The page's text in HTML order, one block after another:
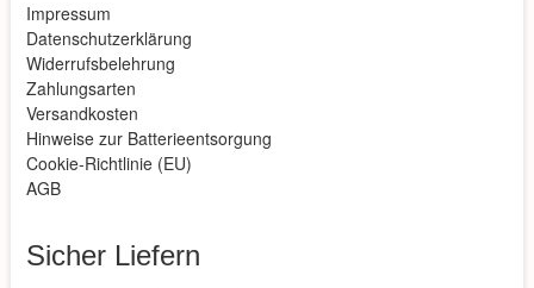
Impressum
Datenschutzerklärung
Widerrufsbelehrung
Zahlungsarten
Versandkosten
Hinweise zur Batterieentsorgung
Cookie-Richtlinie (EU)
AGB
Sicher Liefern